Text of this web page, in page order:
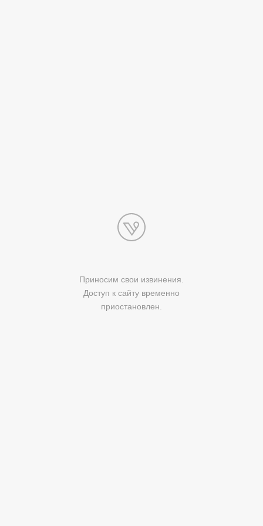
Приносим свои извинения.
Доступ к сайту временно
приостановлен.